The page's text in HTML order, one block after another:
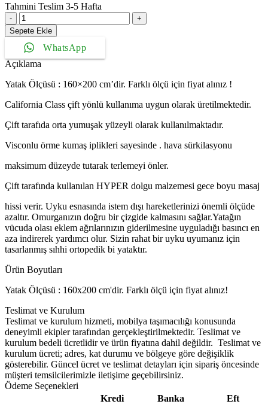
Tahmini Teslim 3-5 Hafta
California
Class
adet
Sepete Ekle
WhatsApp
Açıklama
Yatak Ölçüsü : 160×200 cm’dir. Farklı ölçü için fiyat alınız !
California Class çift yönlü kullanıma uygun olarak üretilmektedir.
Çift tarafıda orta yumuşak yüzeyli olarak kullanılmaktadır.
Visconlu örme kumaş iplikleri sayesinde . hava sürkilasyonu
maksimum düzeyde tutarak terlemeyi önler.
Çift tarafında kullanılan HYPER dolgu malzemesi gece boyu masaj
hissi verir. Uyku esnasında istem dışı hareketlerinizi önemli ölçüde
azaltır. Omurganızın doğru bir çizgide kalmasını sağlar.Yatağın
vücuda olası eklem ağrılarınızın giderilmesine uyguladığı basıncı en
aza indirerek yardımcı olur. Sizin rahat bir uyku uyumanız için
tasarlanmış sıhhi ortopedik bi yataktır.
Ürün Boyutları
Yatak Ölçüsü : 160x200 cm'dir. Farklı ölçü için fiyat alınız!
Teslimat ve Kurulum
Teslimat ve kurulum hizmeti, mobilya taşımacılığı konusunda
deneyimli ekipler tarafından gerçekleştirilmektedir. Teslimat ve
kurulum bedeli ücretlidir ve ürün fiyatına dahil değildir. ‎ Teslimat ve
kurulum ücreti; adres, kat durumu ve bölgeye göre değişiklik
gösterebilir. Güncel ücret ve teslimat detayları için sipariş öncesinde
müşteri temsilcilerimizle iletişime geçebilirsiniz.
Ödeme Seçenekleri
Kredi
Banka Eft